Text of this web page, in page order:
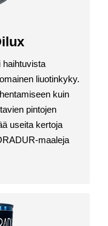
haihtuvista
liuotinkyky.
kuin
pintojen
useita kertoja
maaleja